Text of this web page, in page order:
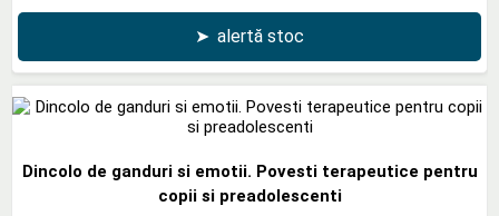
➤ alertă stoc
Dincolo de ganduri si emotii. Povesti terapeutice pentru
copii si preadolescenti